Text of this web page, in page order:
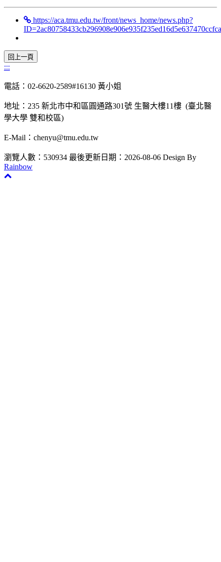
https://aca.tmu.edu.tw/front/news_home/news.php?
:::
電話：02-6620-2589#16130 黃小姐
地址：235 新北市中和區圓通路301號 生醫大樓11樓 (臺北醫
學大學 雙和校區)
E-Mail：chenyu@tmu.edu.tw
瀏覽人數：530934 最後更新日期：2026-08-06 Design By
Rainbow